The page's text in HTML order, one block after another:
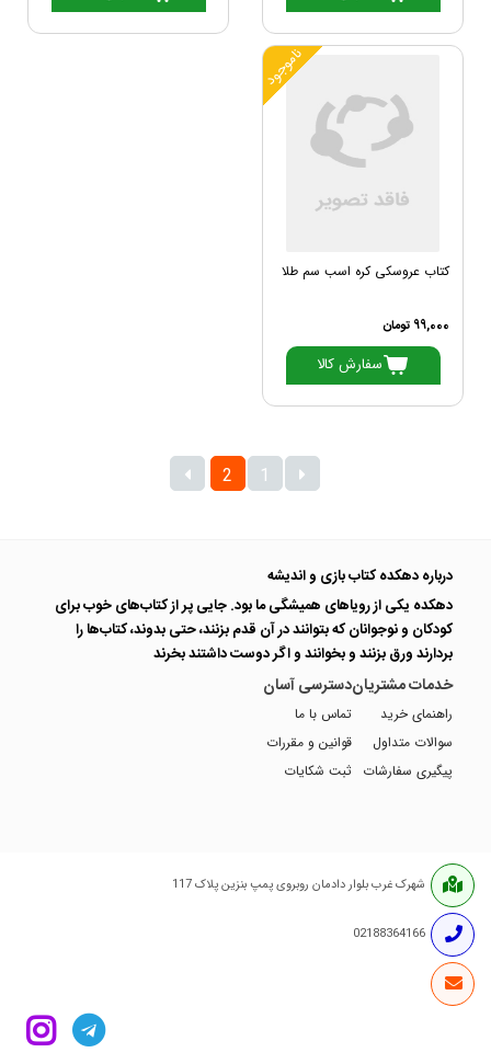
ناموجود
کتاب عروسکی کره اسب سم طلا
99,000 تومان
سفارش کالا
1
2
درباره دهکده کتاب بازی و اندیشه
دهکده یکی از رویاهای همیشگی ما بود. جایی پر از کتاب‌های خوب برای
کودکان و نوجوانان که بتوانند در آن قدم بزنند، حتی بدوند، کتاب‌ها را
بردارند ورق بزنند و بخوانند و اگر دوست داشتند بخرند
خدمات مشتریان
راهنمای خرید
سوالات متداول
پیگیری سفارشات
دسترسی آسان
تماس با ما
قوانین و مقررات
ثبت شکایات
شهرک غرب بلوار دادمان روبروی پمپ بنزین پلاک 117
02188364166